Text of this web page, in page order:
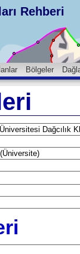
Rehberi
Bölgeler
Dağcılık